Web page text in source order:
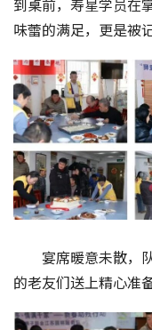
味蕾的满足，更是被
宴席暖意未散，
的老友们送上精心准